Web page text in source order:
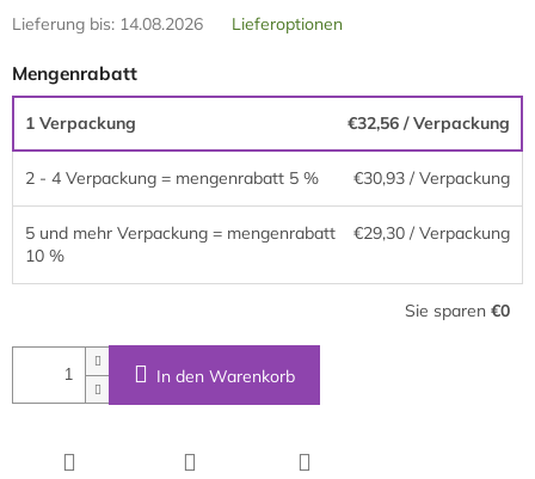
Lieferung bis: 14.08.2026 Lieferoptionen
Mengenrabatt
1 Verpackung €32,56 / Verpackung
2 - 4 Verpackung = mengenrabatt 5 % €30,93 / Verpackung
5 und mehr Verpackung = mengenrabatt
10 %
€29,30 / Verpackung
Sie sparen €0
In den Warenkorb